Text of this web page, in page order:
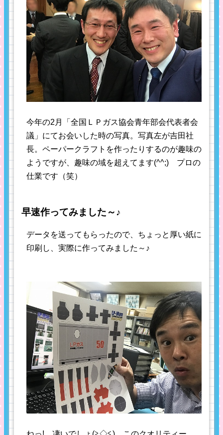
今年の2月「全国ＬＰガス協会青年部会代表者会
議」にてお会いした時の写真。写真左が吉田社
長。ペーパークラフトを作ったりするのが趣味の
ようですが、趣味の域を超えてます(^^;) プロの
仕業です（笑）
早速作ってみました～♪
データを送ってもらったので、ちょっと厚い紙に
印刷し、実際に作ってみました～♪